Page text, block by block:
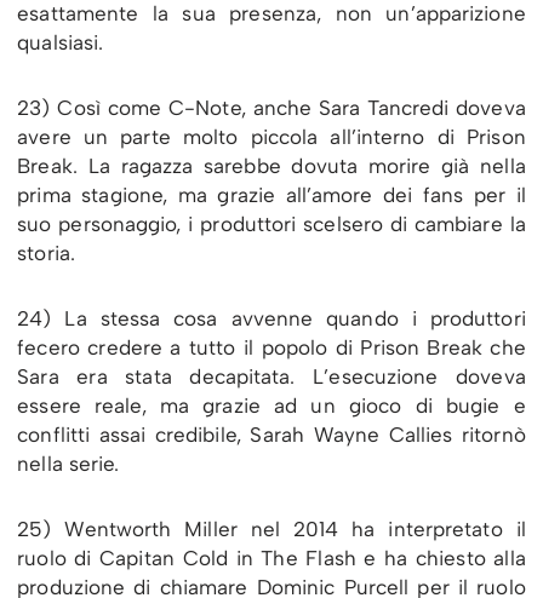
esattamente la sua presenza, non un’apparizione
qualsiasi.
23) Così come C-Note, anche Sara Tancredi doveva
avere un parte molto piccola all’interno di Prison
Break. La ragazza sarebbe dovuta morire già nella
prima stagione, ma grazie all’amore dei fans per il
suo personaggio, i produttori scelsero di cambiare la
storia.
24) La stessa cosa avvenne quando i produttori
fecero credere a tutto il popolo di Prison Break che
Sara era stata decapitata. L’esecuzione doveva
essere reale, ma grazie ad un gioco di bugie e
conflitti assai credibile, Sarah Wayne Callies ritornò
nella serie.
25) Wentworth Miller nel 2014 ha interpretato il
ruolo di Capitan Cold in The Flash e ha chiesto alla
produzione di chiamare Dominic Purcell per il ruolo